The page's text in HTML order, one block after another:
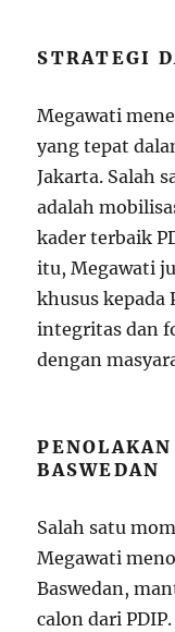
STRATEGI
Megawati
yang tepat
Jakarta. Salah
adalah
kader terbaik
itu, Megawati
khusus kepada
integritas dan
dengan
BASWEDAN
Salah satu
Megawati
Baswedan,
calon dari